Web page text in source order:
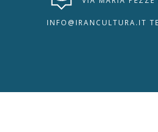
INFO@IRANCULTURA.IT
Attuale: 100% +A
Disattiva